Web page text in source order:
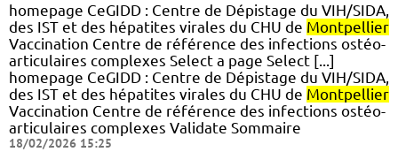
homepage CeGIDD : Centre de Dépistage du VIH/SIDA,
des IST et des hépatites virales du CHU de Montpellier
Vaccination Centre de référence des infections ostéo-
articulaires complexes Select a page Select [...]
homepage CeGIDD : Centre de Dépistage du VIH/SIDA,
des IST et des hépatites virales du CHU de Montpellier
Vaccination Centre de référence des infections ostéo-
articulaires complexes Validate Sommaire
18/02/2026 15:25